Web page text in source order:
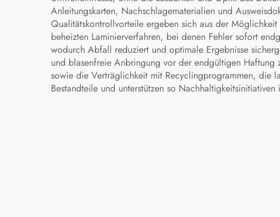
Anleitungskarten, Nachschlagematerialien und
Qualitätskontrollvorteile ergeben sich aus der
beheizten Laminierverfahren, bei denen Fehler sofort
wodurch Abfall reduziert und optimale Ergebnisse
und blasenfreie Anbringung vor der endgültigen Haftung
sowie die Verträglichkeit mit Recyclingprogrammen, die
Bestandteile und unterstützen so